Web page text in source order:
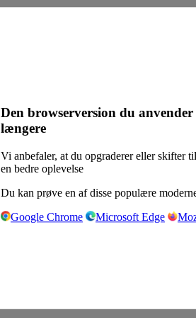
Den browserversion du
længere
Vi anbefaler, at du opgraderer eller skifter
en bedre oplevelse
Du kan prøve en af disse populære
Google Chrome
Microsoft Edge